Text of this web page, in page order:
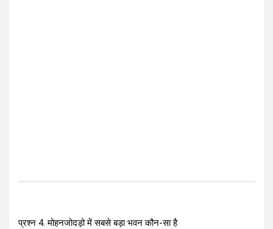
प्रश्न 4. मोहनजोदड़ो में सबसे बड़ा भवन कौन-सा है